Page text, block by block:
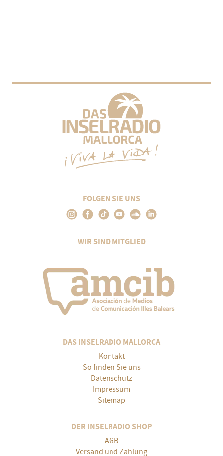
FOLGEN SIE UNS
WIR SIND MITGLIED
DAS INSELRADIO MALLORCA
Kontakt
So finden Sie uns
Datenschutz
Impressum
Sitemap
DER INSELRADIO SHOP
AGB
Versand und Zahlung